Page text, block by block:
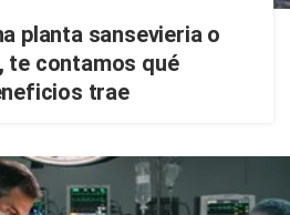
planta sansevieria o
te contamos qué
trae